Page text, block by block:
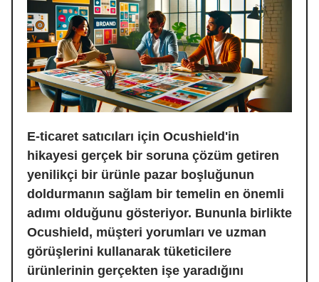
E-ticaret satıcıları için Ocushield'in
hikayesi gerçek bir soruna çözüm getiren
yenilikçi bir ürünle pazar boşluğunun
doldurmanın sağlam bir temelin en önemli
adımı olduğunu gösteriyor. Bununla birlikte
Ocushield, müşteri yorumları ve uzman
görüşlerini kullanarak tüketicilere
ürünlerinin gerçekten işe yaradığını